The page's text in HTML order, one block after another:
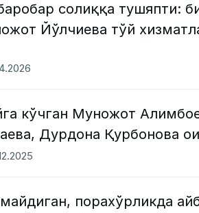
солиққа тушяпти:
Йўлчиева тўй
кўчган Муножот
Дурдона Қурбонова
порахўрликда